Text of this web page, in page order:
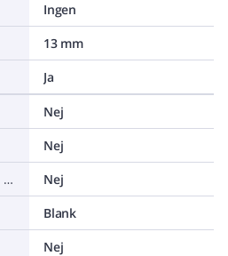
Ingen
13 mm
Ja
Nej
Nej
Oljebeständig enligt EN IEC 60811-404
Nej
Blank
Nej